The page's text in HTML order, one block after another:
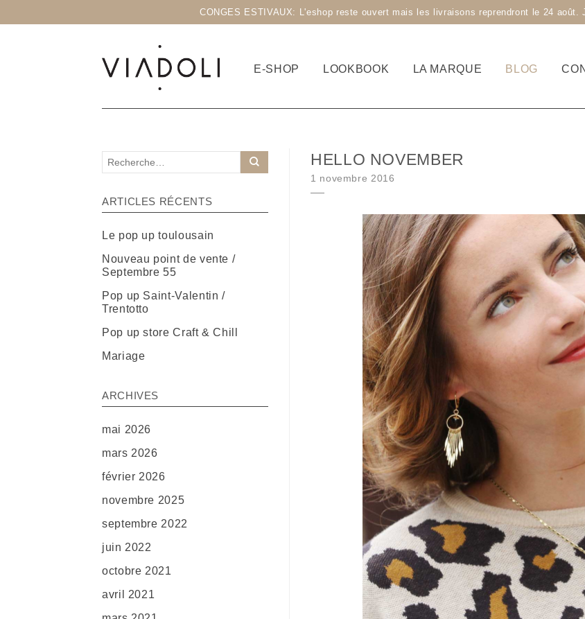
CONGES ESTIVAUX: L'eshop reste ouvert mais les livraisons reprendront le 24
E-SHOP LOOKBOOK LA MARQUE BLOG
HELLO NOVEMBER
Posted on
1 novembre 2016
ARTICLES RÉCENTS
Le pop up toulousain
Nouveau point de vente /
Septembre 55
Pop up Saint-Valentin /
Trentotto
Pop up store Craft & Chill
Mariage
ARCHIVES
mai 2026
mars 2026
février 2026
novembre 2025
septembre 2022
juin 2022
octobre 2021
avril 2021